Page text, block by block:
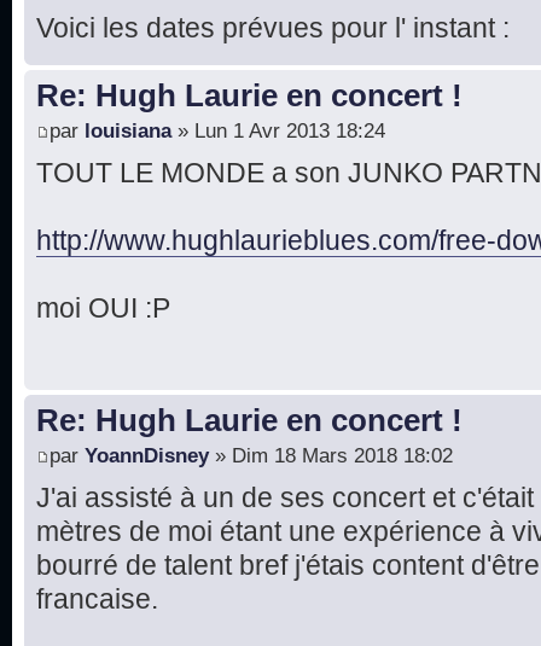
Voici les dates prévues pour l' instant :
Re: Hugh Laurie en concert !
par louisiana» Lun 1 Avr 2013 18:24
TOUT LE MONDE a son JUNKO
http://www.hughlaurieblues.com/free-
moi OUI :P
Re: Hugh Laurie en concert !
par YoannDisney» Dim 18 Mars 2018 18:02
J'ai assisté à un de ses concert et
mètres de moi étant une expérience à
bourré de talent bref j'étais content
francaise.